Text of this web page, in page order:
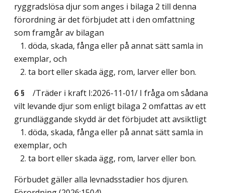
ryggradslösa djur som anges i bilaga 2 till denna
förordning är det förbjudet att i den omfattning
som framgår av bilagan
1. döda, skada, fånga eller på annat sätt samla in
exemplar, och
2. ta bort eller skada ägg, rom, larver eller bon.
6 §
/Träder i kraft I:2026-11-01/ I fråga om sådana
vilt levande djur som enligt bilaga 2 omfattas av ett
grundläggande skydd är det förbjudet att avsiktligt
1. döda, skada, fånga eller på annat sätt samla in
exemplar, och
2. ta bort eller skada ägg, rom, larver eller bon.
Förbudet gäller alla levnadsstadier hos djuren.